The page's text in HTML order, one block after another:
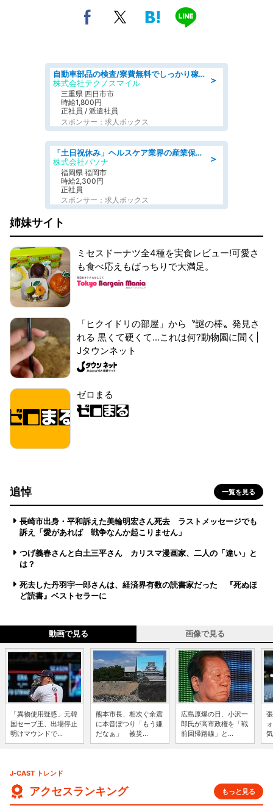
＞
自動車部品の検査/寮費無料でしっかり稼げる denso aichi
株式会社テクノスマイル
三重県 四日市市
時給1,800円
正社員 / 派遣社員
スポンサー：求人ボックス
＞
「土日祝休み」ヘルスケア業界の産業保健師/高時給/未経験OK/要資格:保健師、正看護師
株式会社パソナ
福岡県 福岡市
時給2,300円
正社員
スポンサー：求人ボックス
姉妹サイト
ミセスドーナツ全4種を実食レビュー!可愛さ
も食べ応えもばっちりで大満足。
「ヒクイドリの部屋」から〝謎の棒〟発見さ
れる 黒くて硬くて...これは何?動物園に聞く|
Jタウンネット
ゼロまる
追悼 一覧を見る
長崎市出身・平和訴えた美輪明宏さん死去 ラストメッセージでも
訴え「愛があれば 戦争なんか起こりません」
つげ義春さんと白土三平さん カリスマ漫画家、二人の「違い」と
は？
死去した丹羽宇一郎さんは、経済界有数の読書家だった 『死ぬほ
ど読書』ベストセラーに
動画で見る 画像で見る
「異物使用疑惑」元韓
国セーブ王、出場停止
明けマウンドで...
熊本市長、相次ぐ余震
に本音ぽつり「もう嫌
だなぁ」 被災...
広島原爆の日、小沢一
郎氏が高市政権を「戦
前回帰路線」と...
J-CAST トレンド
アクセスランキング もっと見る